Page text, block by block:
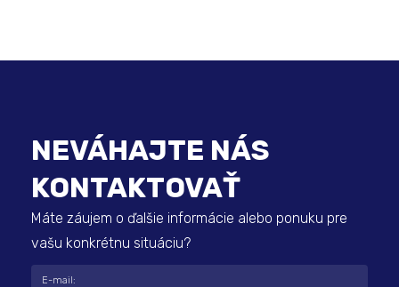
NEVÁHAJTE NÁS
KONTAKTOVAŤ
Máte záujem o ďalšie informácie alebo ponuku pre
vašu konkrétnu situáciu?
E-mail: